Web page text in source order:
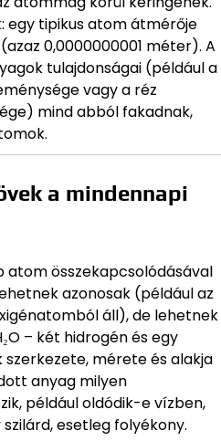
egy tipikus atom átmérője
(azaz 0,0000000001 méter). A
tulajdonságai (például a
vagy a réz
mind abból fakadnak,
a mindennapi
atom összekapcsolódásával
azonosak (például az
áll), de lehetnek
– két hidrogén és egy
mérete és alakja
anyag milyen
például oldódik-e vízben,
esetleg folyékony.